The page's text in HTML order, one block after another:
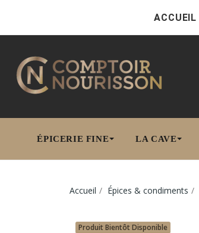
ACCUEIL
ÉPICERIE FINE LA CAVE
Accueil Épices & condiments
Produit Bientôt Disponible